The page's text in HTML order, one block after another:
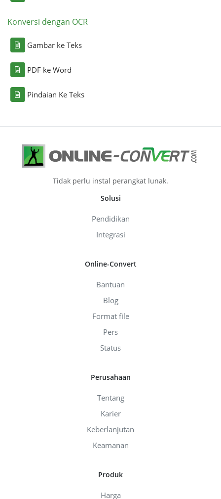
Konversi dengan OCR
Gambar ke Teks
PDF ke Word
Pindaian Ke Teks
Tidak perlu instal perangkat lunak.
Solusi
Pendidikan
Integrasi
Online-Convert
Bantuan
Blog
Format file
Pers
Status
Perusahaan
Tentang
Karier
Keberlanjutan
Keamanan
Produk
Harga